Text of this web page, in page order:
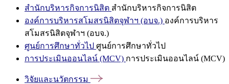
สำนักบริหารกิจการนิสิต สำนักบริหารกิจการนิสิต
องค์การบริหารสโมสรนิสิตจุฬาฯ (อบจ.) องค์การบริหาร
สโมสรนิสิตจุฬาฯ (อบจ.)
ศูนย์การศึกษาทั่วไป ศูนย์การศึกษาทั่วไป
การประเมินออนไลน์ (MCV) การประเมินออนไลน์ (MCV)
วิจัยและนวัตกรรม